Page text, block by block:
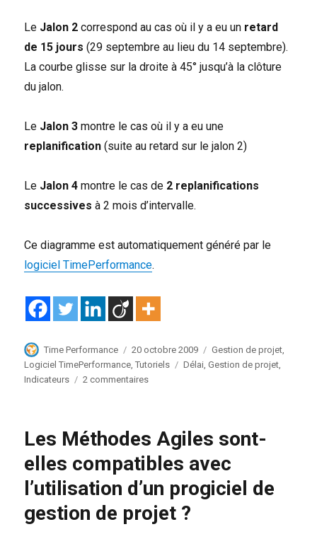
Le Jalon 2 correspond au cas où il y a eu un retard
de 15 jours (29 septembre au lieu du 14 septembre).
La courbe glisse sur la droite à 45° jusqu’à la clôture
du jalon.
Le Jalon 3 montre le cas où il y a eu une
replanification (suite au retard sur le jalon 2)
Le Jalon 4 montre le cas de 2 replanifications
successives à 2 mois d’intervalle.
Ce diagramme est automatiquement généré par le
logiciel TimePerformance.
Auteur
Time Performance
Publié
le
20 octobre 2009 Catégories
Gestion de projet
Logiciel TimePerformance ,Tutoriels Étiquettes
Délai ,Gestion de projet
Indicateurs
2 commentairessur
ou
Courbe
à
45
degrés
Les Méthodes Agiles sont-
elles compatibles avec
l’utilisation d’un progiciel de
gestion de projet ?